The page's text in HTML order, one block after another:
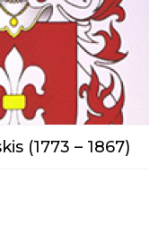
(1773 – 1867)